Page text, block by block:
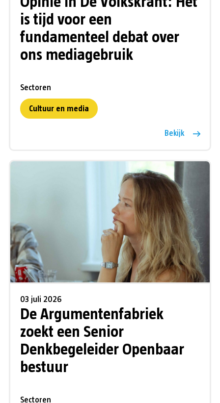
is tijd voor een
fundamenteel debat over
ons mediagebruik
Sectoren
Cultuur en media
Bekijk
03 juli 2026
De Argumentenfabriek
zoekt een Senior
Denkbegeleider Openbaar
bestuur
Sectoren